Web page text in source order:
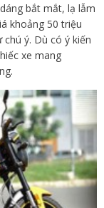
bắt mắt, lạ lẫm
khoảng 50 triệu
ý. Dù có ý kiến
xe mang